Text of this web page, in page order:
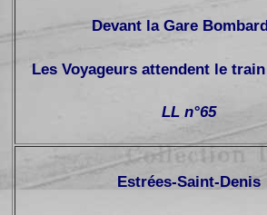
Devant la Gare
Les Voyageurs attendent le
LL n°65
Estrées-Saint-Denis